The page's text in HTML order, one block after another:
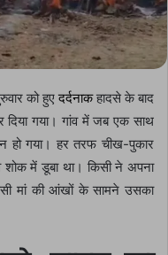
को हुएदर्दनाकहादसे के बाद
गया। गांव में जब एक साथ
हो गया। हर तरफ चीख-पुकार
शोक में डूबा था। किसी ने अपना
मां की आंखों के सामने उसका